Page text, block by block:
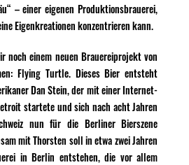
– einer eigenen Produktionsbrauerei,
Eigenkreationen konzentrieren kann.
noch einem neuen Brauereiprojekt von
Flying Turtle. Dieses Bier entsteht
Dan Stein, der mit einer Internet-
startete und sich nach acht Jahren
nun für die Berliner Bierszene
mit Thorsten soll in etwa zwei Jahren
in Berlin entstehen, die vor allem